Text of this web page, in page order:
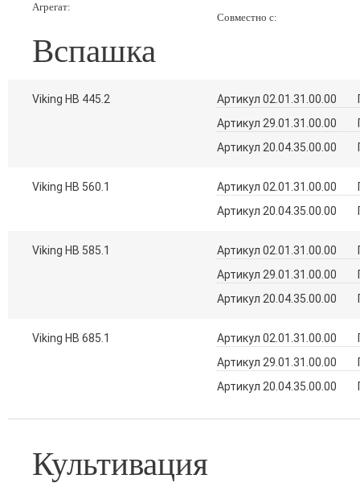
Агрегат:
Совместно с:
Вспашка
Viking HB 445.2 Артикул 02.01.31.00.00
Артикул 29.01.31.00.00
Артикул 20.04.35.00.00
Viking HB 560.1 Артикул 02.01.31.00.00
Артикул 20.04.35.00.00
Viking HB 585.1 Артикул 02.01.31.00.00
Артикул 29.01.31.00.00
Артикул 20.04.35.00.00
Viking HB 685.1 Артикул 02.01.31.00.00
Артикул 29.01.31.00.00
Артикул 20.04.35.00.00
Культивация